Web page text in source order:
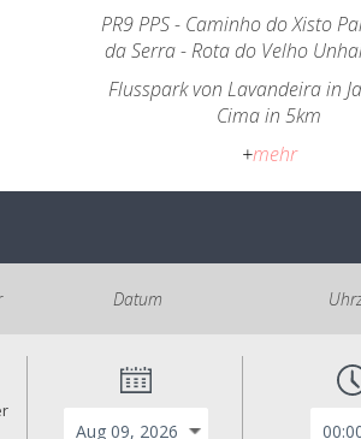
PR9 PPS - Caminho do Xisto
da Serra - Rota do Velho
Flusspark von Lavandeira in
Cima in 5km
+mehr
Datum